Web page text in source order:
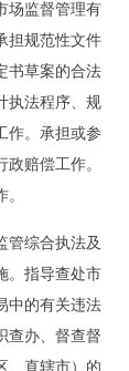
场监督管理有
担规范性文件
书草案的合法
执法程序、规
作。承担或参
赔偿工作。
管综合执法及
。指导查处市
中的有关违法
查办、督查督
、直辖市）的